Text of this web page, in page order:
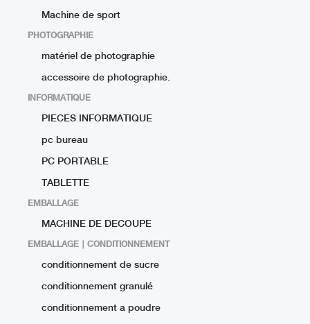
Machine de sport
PHOTOGRAPHIE
matériel de photographie
accessoire de photographie.
INFORMATIQUE
PIECES INFORMATIQUE
pc bureau
PC PORTABLE
TABLETTE
EMBALLAGE
MACHINE DE DECOUPE
EMBALLAGE ∣ CONDITIONNEMENT
conditionnement de sucre
conditionnement granulé
conditionnement a poudre